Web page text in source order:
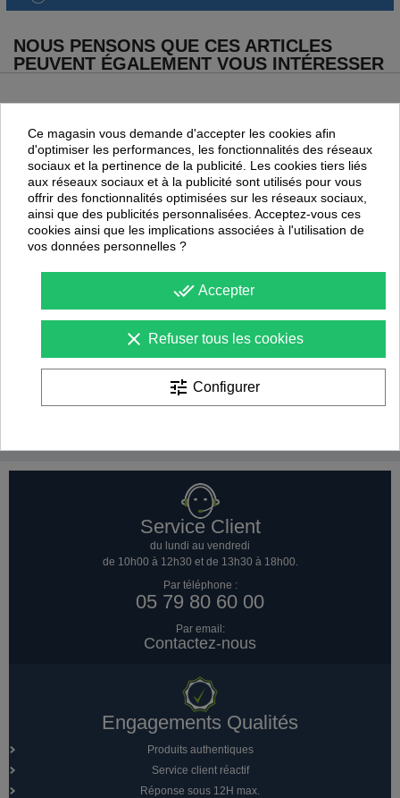
NOUS PENSONS QUE CES ARTICLES
PEUVENT ÉGALEMENT VOUS INTÉRESSER
Bandes élastiques de
A partir de8,90 €
Lot de 2 bandes élastiques
Select
Service Client
du lundi au vendredi
de 10h00 à 12h30 et de 13h30 à 18h00.
Par téléphone :
05 79 80 60 00
Par email:
Contactez-nous
Engagements Qualités
Produits authentiques
Service client réactif
Réponse sous 12H max.
Ce magasin vous demande d'accepter les cookies afin
d'optimiser les performances, les fonctionnalités des réseaux
sociaux et la pertinence de la publicité. Les cookies tiers liés
aux réseaux sociaux et à la publicité sont utilisés pour vous
offrir des fonctionnalités optimisées sur les réseaux sociaux,
ainsi que des publicités personnalisées. Acceptez-vous ces
cookies ainsi que les implications associées à l'utilisation de
vos données personnelles ?
done_all Accepter
clear Refuser tous les cookies
tune Configurer